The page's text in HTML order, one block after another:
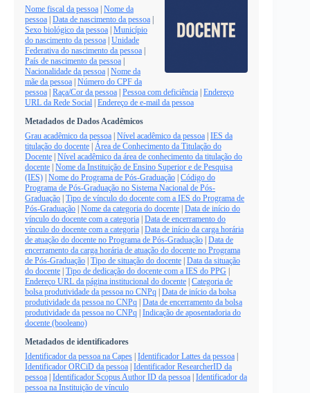
Nome fiscal da pessoa | Nome da
pessoa | Data de nascimento da pessoa |
Sexo biológico da pessoa | Município
do nascimento da pessoa | Unidade
Federativa do nascimento da pessoa |
País de nascimento da pessoa |
Nacionalidade da pessoa | Nome da
mãe da pessoa | Número do CPF da
pessoa | Raça/Cor da pessoa | Pessoa com deficiência | Endereço
URL da Rede Social | Endereço de e-mail da pessoa
Metadados de Dados Acadêmicos
Grau acadêmico da pessoa | Nível acadêmico da pessoa | IES da
titulação do docente | Área de Conhecimento da Titulação do
Docente | Nível acadêmico da área de conhecimento da titulação do
docente | Nome da Instituição de Ensino Superior e de Pesquisa
(IES) | Nome do Programa de Pós-Graduação | Código do
Programa de Pós-Graduação no Sistema Nacional de Pós-
Graduação | Tipo de vínculo do docente com a IES do Programa de
Pós-Graduação | Nome da categoria do docente | Data de início do
vínculo do docente com a categoria | Data de encerramento do
vínculo do docente com a categoria | Data de início da carga horária
de atuação do docente no Programa de Pós-Graduação | Data de
encerramento da carga horária de atuação do docente no Programa
de Pós-Graduação | Tipo de situação do docente | Data da situação
do docente | Tipo de dedicação do docente com a IES do PPG |
Endereço URL da página institucional do docente | Categoria de
bolsa produtividade da pessoa no CNPq | Data de início da bolsa
produtividade da pessoa no CNPq | Data de encerramento da bolsa
produtividade da pessoa no CNPq | Indicação de aposentadoria do
docente (booleano)
Metadados de identificadores
Identificador da pessoa na Capes | Identificador Lattes da pessoa |
Identificador ORCiD da pessoa | Identificador ResearcherID da
pessoa | Identificador Scopus Author ID da pessoa | Identificador da
pessoa na Instituição de vínculo